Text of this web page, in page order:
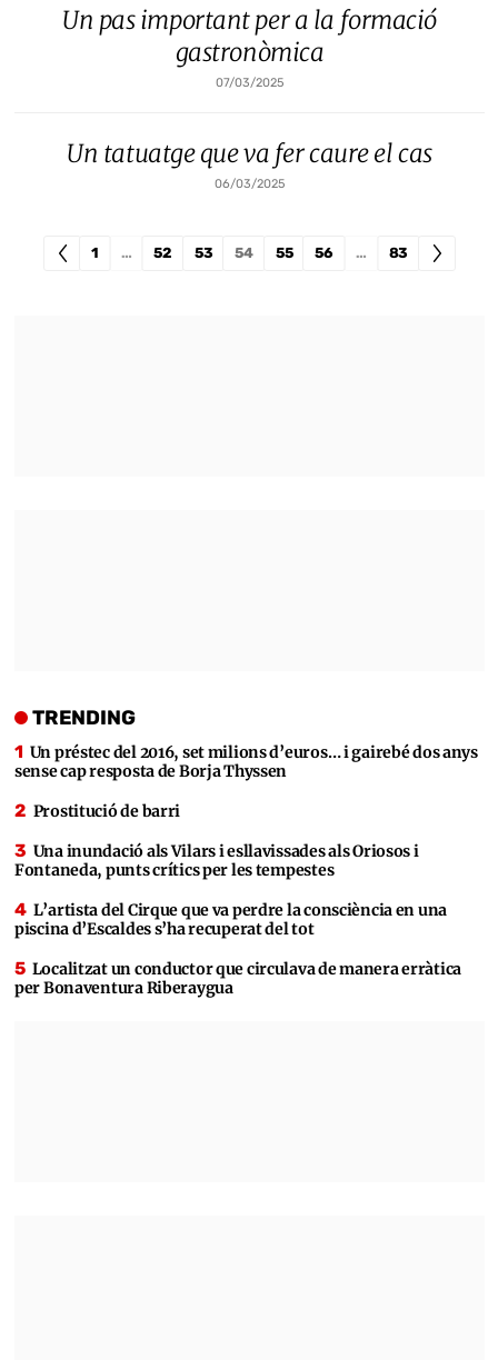
Un pas important per a la formació
gastronòmica
07/03/2025
Un tatuatge que va fer caure el cas
06/03/2025
1 … 52 53 54 55 56 … 83
TRENDING
Un préstec del 2016, set milions d’euros… i gairebé dos anys
sense cap resposta de Borja Thyssen
Prostitució de barri
Una inundació als Vilars i esllavissades als Oriosos i
Fontaneda, punts crítics per les tempestes
L’artista del Cirque que va perdre la consciència en una
piscina d’Escaldes s’ha recuperat del tot
Localitzat un conductor que circulava de manera erràtica
per Bonaventura Riberaygua